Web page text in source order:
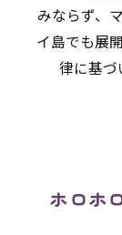
みならず、
イ島でも展
律に基づ
ホロホ